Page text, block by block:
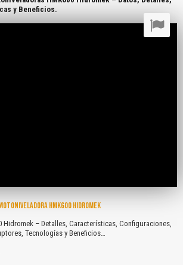
y Beneficios.
HMK600 HIDROMEK
Hidromek – Detalles, Características, Configuraciones,
Tecnologías y Beneficios…